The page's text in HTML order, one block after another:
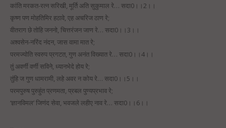
कांति मरकत-रत्न सरिखी, मूर्ति अति सुकुमाल रे… सदा0।।2।।
कृष्ण पण मोहतिमिर हठावे, एह अचरिज ठाण रे;
वीतराग छे तोहि जननो, चित्तरंजन जाण रे… सदा0।।3।।
अश्वसेन-नरिंद नंदन, जास वामा मात रे;
परमज्योति स्वरुप प्रगटत, गुण अनंत विख्यात रे… सदा0।।4।।
तुं अवर्णी वर्णी सविने, ध्यानभेदे होय रे;
तुंहि ज गुण धामरामी, लहे अवर न कोय रे… सदा0।।5।।
परमपुरुष पुरुहुंत प्रणमता, प्रबल पुण्यप्रभाव रे;
‘ज्ञानविमल’ जिणंद सेवा, भवजले लहीए नाव रे… सदा0।।6।।